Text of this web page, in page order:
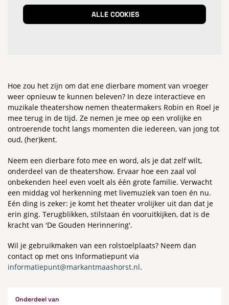
ALLE COOKIES
Hoe zou het zijn om dat ene dierbare moment van vroeger
weer opnieuw te kunnen beleven? In deze interactieve en
muzikale theatershow nemen theatermakers Robin en Roel je
mee terug in de tijd. Ze nemen je mee op een vrolijke en
ontroerende tocht langs momenten die iedereen, van jong tot
oud, (her)kent.
Neem een dierbare foto mee en word, als je dat zelf wilt,
onderdeel van de theatershow. Ervaar hoe een zaal vol
onbekenden heel even voelt als één grote familie. Verwacht
een middag vol herkenning met livemuziek van toen én nu.
Eén ding is zeker: je komt het theater vrolijker uit dan dat je
erin ging. Terugblikken, stilstaan én vooruitkijken, dat is de
kracht van 'De Gouden Herinnering'.
Wil je gebruikmaken van een rolstoelplaats? Neem dan
contact op met ons Informatiepunt via
informatiepunt@markantmaashorst.nl.
Onderdeel van